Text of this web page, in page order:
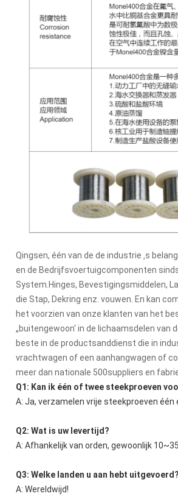
Qingsen, één van de de industrie ‚s
en de Bedrijfsvoertuigcomponenten
System.Hinges, Bevestigingsmiddelen,
die Stap, Dekring enz. vouwen. En kan
het voorzien van onze klanten van het
„buitengewoon‘ in de lichaamsdelen
beste in de productsanddienst die in
vrachtwagen of een aanhangwagen of
meer dan nationale 500suppliers en
Q1: Kan ik één of twee steekproeven
A: Ja, verzamelen vrije steekproeven
Q2: Wat is uw levertijd?
A: Afhankelijk van orden, gewoonlijk
Q3: Welke landen u aan hebt uitgevoerd?
A: Wereldwijd!